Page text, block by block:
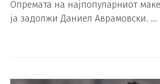
Опремата на најпопуларниот
ја задолжи Даниел Аврамовски. …